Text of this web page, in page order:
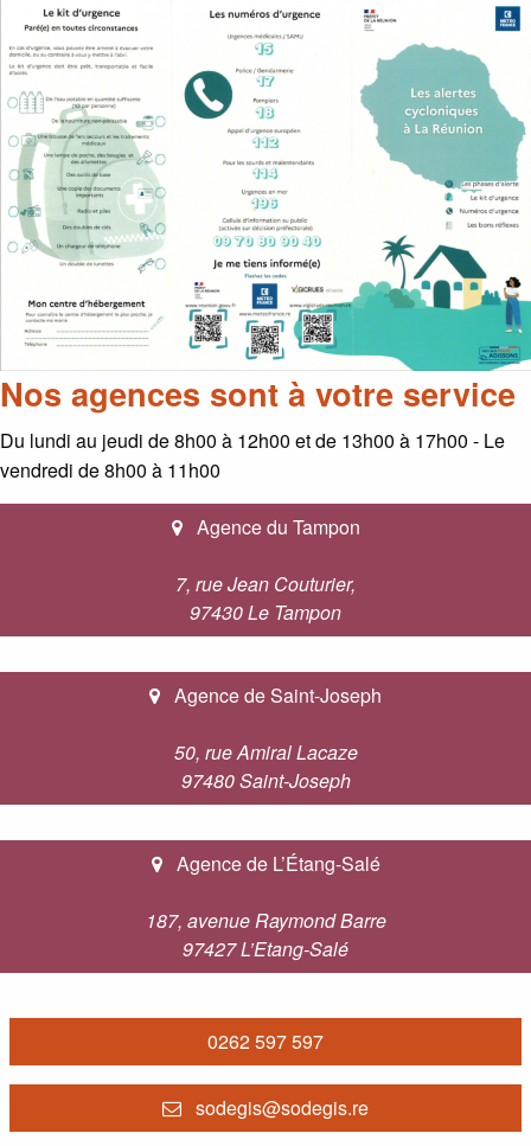
Nos agences sont à votre service
Du lundi au jeudi de 8h00 à 12h00 et de 13h00 à 17h00 - Le
vendredi de 8h00 à 11h00
Agence du Tampon
7, rue Jean Couturier,
97430 Le Tampon
Agence de Saint-Joseph
50, rue Amiral Lacaze
97480 Saint-Joseph
Agence de L’Étang-Salé
187, avenue Raymond Barre
97427 L’Etang-Salé
0262 597 597
sodegis@sodegis.re